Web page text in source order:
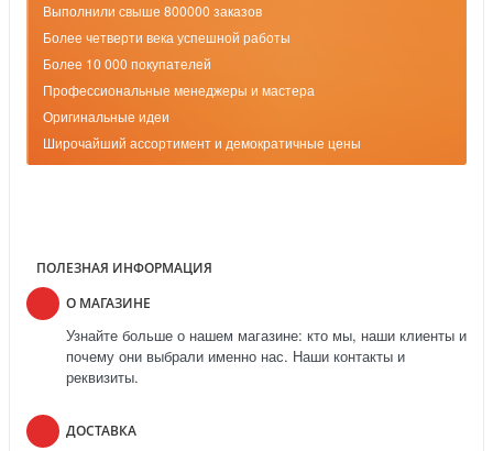
Выполнили свыше 800000 заказов
Более четверти века успешной работы
Более 10 000 покупателей
Профессиональные менеджеры и мастера
Оригинальные идеи
Широчайший ассортимент и демократичные цены
ПОЛЕЗНАЯ ИНФОРМАЦИЯ
О МАГАЗИНЕ
Узнайте больше о нашем магазине: кто мы, наши клиенты и
почему они выбрали именно нас. Наши контакты и
реквизиты.
ДОСТАВКА